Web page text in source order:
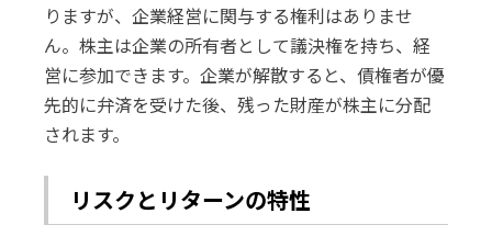
りますが、企業経営に関与する権利はありませ
ん。株主は企業の所有者として議決権を持ち、経
営に参加できます。企業が解散すると、債権者が優
先的に弁済を受けた後、残った財産が株主に分配
されます。
リスクとリターンの特性